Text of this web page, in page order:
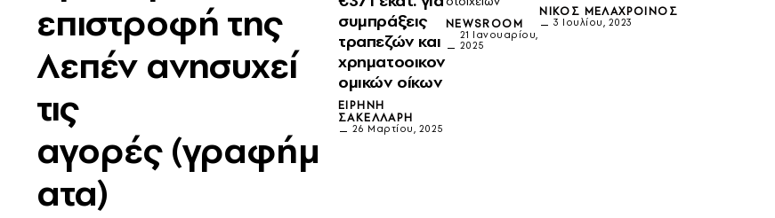
επιστροφή της
Λεπέν ανησυχεί
τις
αγορές (γραφήμ
ατα)
συμπράξεις
τραπεζών και
χρηματοοικον
ομικών οίκων
ΕΙΡΉΝΗ
ΣΑΚΕΛΛΆΡΗ
26 Μαρτίου, 2025
NEWSROOM
21 Ιανουαρίου,
2025
ΝΊΚΟΣ ΜΕΛΑΧΡΟΙΝΌΣ
3 Ιουλίου, 2023